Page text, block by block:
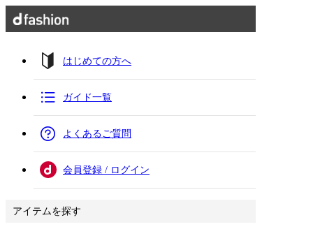
はじめての方へ
ガイド一覧
よくあるご質問
会員登録 / ログイン
アイテムを探す